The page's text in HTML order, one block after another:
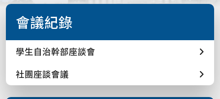
會議紀錄
學生自治幹部座談會
社團座談會議